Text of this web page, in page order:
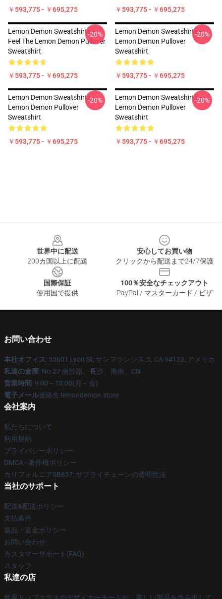
￥593,775 - ￥695,275 ￥593,775 - ￥695,275
Lemon Demon Sweatshirts -
Feel The Lemon Demon Pullover
Sweatshirt
￥593,775 - ￥695,275
-20%
Lemon Demon Sweatshirts -
Lemon Demon Pullover
Sweatshirt
￥593,775 - ￥695,275
-20%
Lemon Demon Sweatshirts -
Lemon Demon Pullover
Sweatshirt
￥593,775 - ￥695,275
-20%
Lemon Demon Sweatshirts -
Lemon Demon Pullover
Sweatshirt
￥593,775 - ￥695,275
-20%
世界中に配送
200カ国以上に配送
安心してお買い物
クリックから配送まで24/7保護
国際保証
使用国で提供
100％安全なチェックアウト
PayPal / マスターカード / ビザ
お問い合わせ
本社オフィス: 53601 Lyon St, サンフランシスコ, CA 94123, アメリカ
私達の倉庫: No.27 南沙路、長沙、海南、CN
営業時間: 9:00～18:00(月～金)
電子メール連絡先:lemondemon.store
会社案内
私たちについて
利用規約
プライバシーポリシー
DMCA - 著作権ポリシー
カリフォルニアSB657: サプライチェーンの透明性法
当社のサポート
配送&配送ポリシー
支払条件
返品・返金ポリシー
お問い合わせ
カスタマーサポート(FAQ)
スタッフ
私達の店